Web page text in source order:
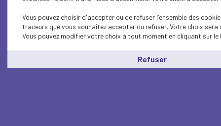
Vous pouvez choisir d'accepter ou de refuser l'ensemble des
traceurs que vous souhaitez accepter ou refuser. Votre choix
Vous pouvez modifier votre choix à tout moment en cliquant sur le
Refuser